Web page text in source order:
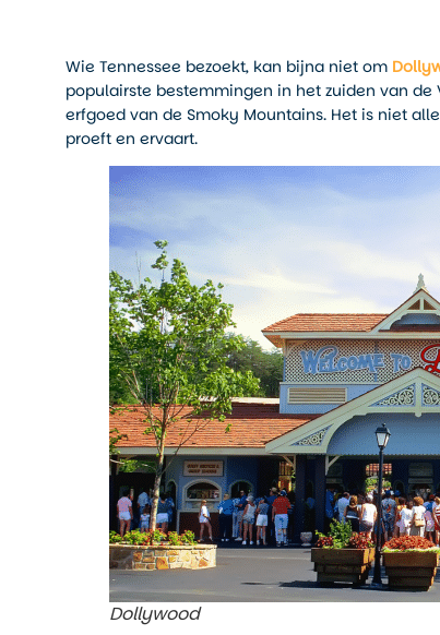
Wie Tennessee bezoekt, kan bijna niet om
populairste bestemmingen in het zuiden van
erfgoed van de Smoky Mountains. Het is niet
proeft en ervaart.
Dollywood